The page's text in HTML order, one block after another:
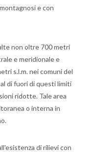
e con
non oltre 700 metri
e meridionale e
s.l.m. nei comuni del
di fuori di questi limiti
ridotte. Tale area
o interna in
di rilievi con